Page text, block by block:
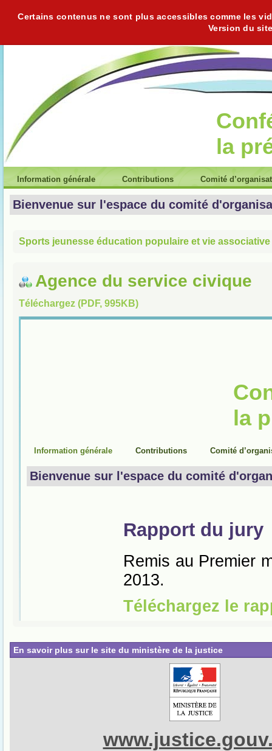
Certains contenus ne sont plus accessibles comme les
Version du
la
Information générale Contributions Comité
Bienvenue sur l'espace du comité
Sports jeunesse éducation populaire et vie associative
Agence du service civique
Téléchargez (PDF, 995KB)
En savoir plus sur le site du ministère de la justice